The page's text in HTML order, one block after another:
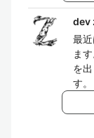
dev
最
ま
を
す。